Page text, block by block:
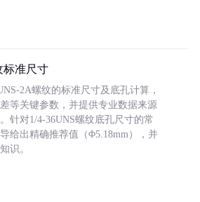
标准尺寸
2A螺纹的标准尺寸及底孔计算，
等关键参数，并提供专业数据来源
针对1/4-36UNS螺纹底孔尺寸的常
给出精确推荐值（Φ5.18mm），并
识。